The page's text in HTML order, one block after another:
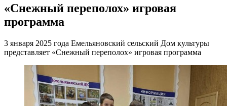
«Снежный переполох» игровая
программа
3 января 2025 года Емельяновский сельский Дом культуры
представляет «Снежный переполох» игровая программа